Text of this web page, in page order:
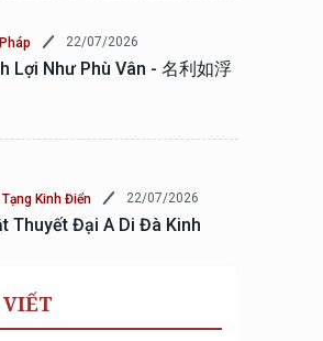
22/07/2026
Lợi Như Phù Vân - 名利如浮
Tạng Kinh Điển 22/07/2026
Thuyết Đại A Di Đà Kinh